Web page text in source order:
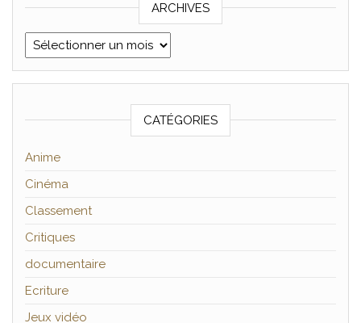
ARCHIVES
Archives
CATÉGORIES
Anime
Cinéma
Classement
Critiques
documentaire
Ecriture
Jeux vidéo